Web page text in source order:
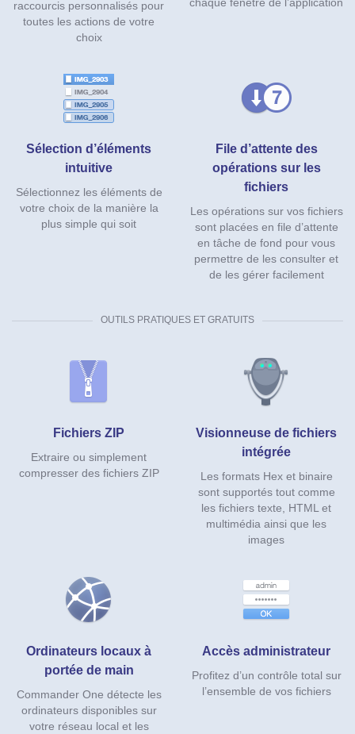
raccourcis personnalisés pour
toutes les actions de votre
choix
Sélection d’éléments
intuitive
Sélectionnez les éléments de
votre choix de la manière la
plus simple qui soit
File d’attente des
opérations sur les
fichiers
Les opérations sur vos fichiers
sont placées en file d’attente
en tâche de fond pour vous
permettre de les consulter et
de les gérer facilement
OUTILS PRATIQUES ET GRATUITS
Fichiers ZIP
Extraire ou simplement
compresser des fichiers ZIP
Visionneuse de fichiers
intégrée
Les formats Hex et binaire
sont supportés tout comme
les fichiers texte, HTML et
multimédia ainsi que les
images
Ordinateurs locaux à
portée de main
Commander One détecte les
ordinateurs disponibles sur
votre réseau local et les
Accès administrateur
Profitez d’un contrôle total sur
l’ensemble de vos fichiers